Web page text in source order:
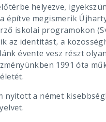
helyezve,
építve megismerik
iskolai programokon
az identitást, a
évente vesz részt
1991 óta
nyitott a német